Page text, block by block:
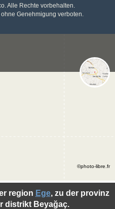
Alle Rechte vorbehalten.
Genehmigung verboten.
region Ege, zu der provinz
distrikt Beyağaç.
©photo-libre.fr